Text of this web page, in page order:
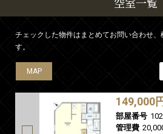
チェックした物件はまとめてお問い合わせ、
す。
MAP
149,000
部屋番号 102
管理費